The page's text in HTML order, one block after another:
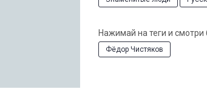
Нажимай на теги и
Фёдор Чистяков